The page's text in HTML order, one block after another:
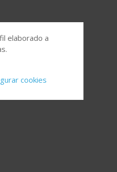
elaborado a
cookies